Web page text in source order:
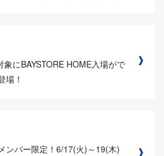
象にBAYSTORE HOME入場がで
場！
ンバー限定！6/17(火)～19(木)